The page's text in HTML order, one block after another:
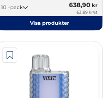
10 -pack 638,90 kr
63,89 kr/st
Visa produkter